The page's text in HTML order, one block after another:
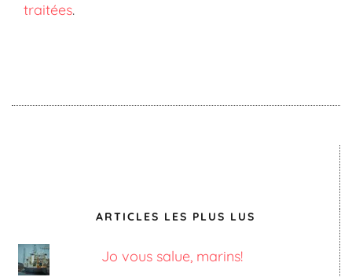
traitées.
ARTICLES LES PLUS LUS
Jo vous salue, marins!